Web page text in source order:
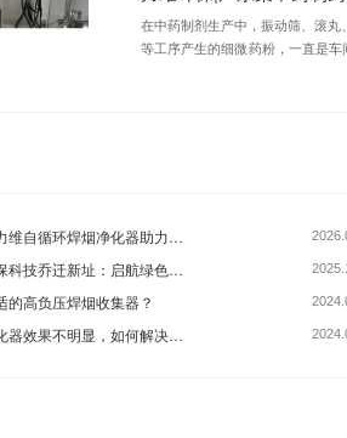
业除尘设备的研发、制造和销售为一体
制造、航空航天、造船、钢结构、电气
8719，您也可以在线咨询／留言，直接